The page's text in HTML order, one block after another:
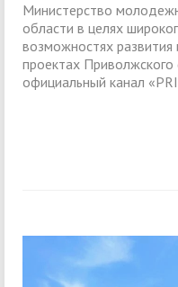
Министерство
области в целях
возможностях
проектах Приволжского
официальный канал